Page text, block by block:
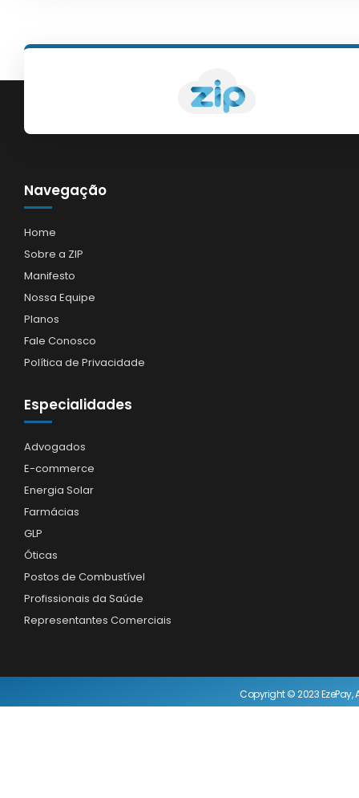
Navegação
Home
Sobre a ZIP
Manifesto
Nossa Equipe
Planos
Fale Conosco
Política de Privacidade
Especialidades
Advogados
E-commerce
Energia Solar
Farmácias
GLP
Óticas
Postos de Combustível
Profissionais da Saúde
Representantes Comerciais
Copyright © 2023 EzePay,